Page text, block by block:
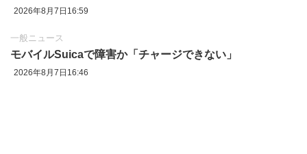
2026年8月7日16:59
一般ニュース
モバイルSuicaで障害か「チャージできない」
2026年8月7日16:46